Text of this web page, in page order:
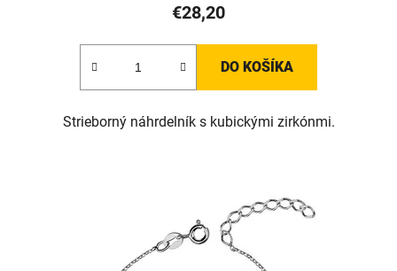
€28,20
DO KOŠÍKA
Strieborný náhrdelník s kubickými zirkónmi.